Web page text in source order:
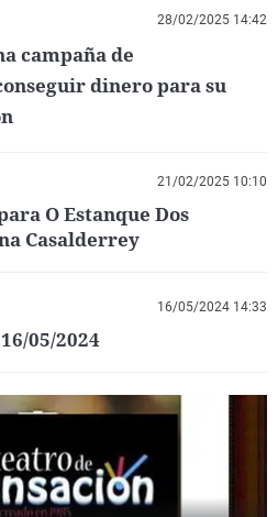
28/02/2025 14:42
campaña de
dinero para su
21/02/2025 10:10
O Estanque Dos
Casalderrey
16/05/2024 14:33
05/2024